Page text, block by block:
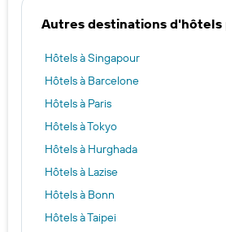
Autres destinations d'hôtels
Hôtels à Singapour
Hôtels à Barcelone
Hôtels à Paris
Hôtels à Tokyo
Hôtels à Hurghada
Hôtels à Lazise
Hôtels à Bonn
Hôtels à Taipei